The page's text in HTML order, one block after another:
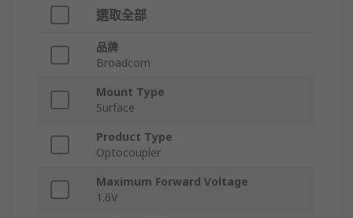
選取全部
品牌
Broadcom
Mount Type
Surface
Product Type
Optocoupler
Maximum Forward Voltage
1.6V